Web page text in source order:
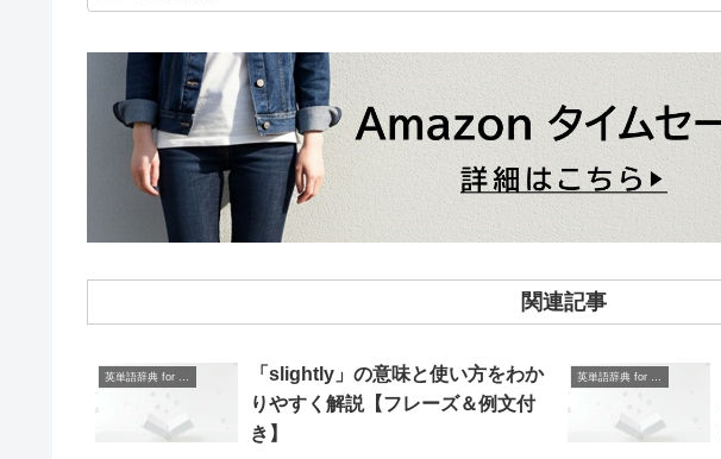
関連記事
「slightly」の意味と使い方をわか
りやすく解説【フレーズ＆例文付
き】